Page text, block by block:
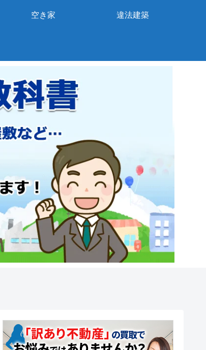
空き家 違法建築